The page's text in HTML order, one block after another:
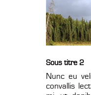
Sous titre 2
Nunc eu
convallis